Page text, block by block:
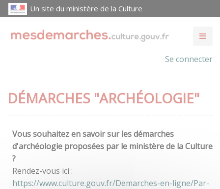
Un site du ministère de la Culture
Se connecter
DÉMARCHES "ARCHÉOLOGIE"
Vous souhaitez en savoir sur les démarches
d'archéologie proposées par le ministère de la Culture
?
Rendez-vous ici :
https://www.culture.gouv.fr/Demarches-en-ligne/Par-